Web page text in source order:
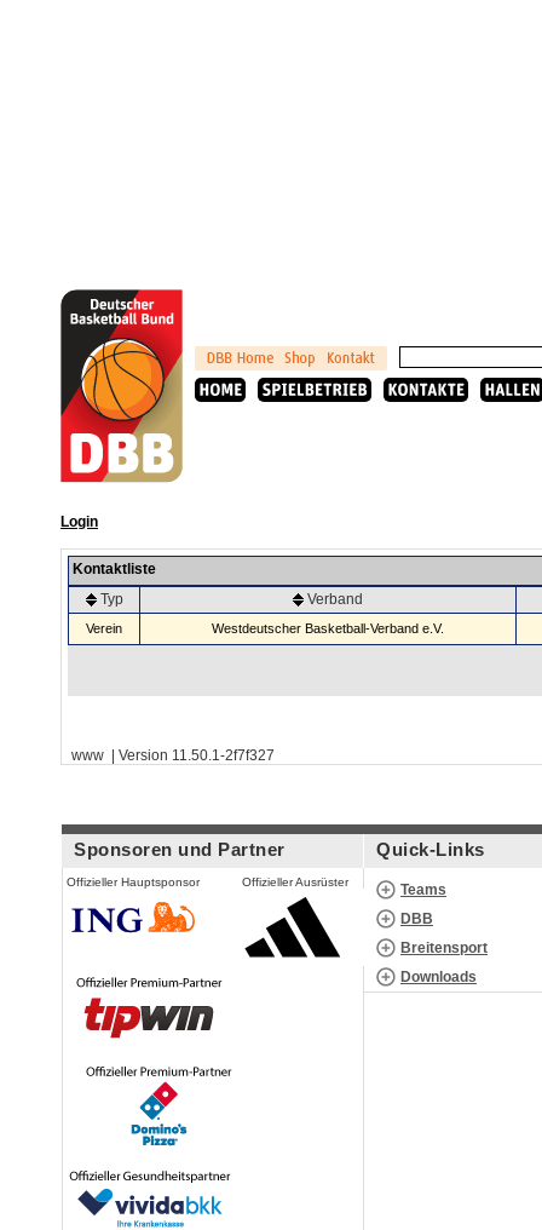
Login
Kontaktliste
Typ
Verband
Verein Westdeutscher Basketball-Verband e.V.
www | Version 11.50.1-2f7f327
Sponsoren und Partner
Offizieller Hauptsponsor Offizieller Ausrüster
Quick-Links
Teams
DBB
Breitensport
Downloads